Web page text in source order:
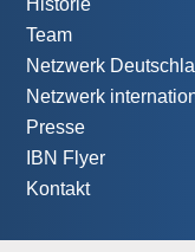
Historie
Team
Netzwerk
Netzwerk
Presse
IBN Flyer
Kontakt